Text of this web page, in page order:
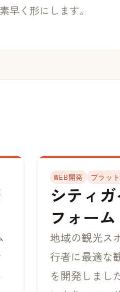
早く形にします。
WEB開発 プラッ
シティ
フォーム
地域の観光ス
行者に最適な
を開発しまし